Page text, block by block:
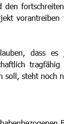
dass
soll, steht noch